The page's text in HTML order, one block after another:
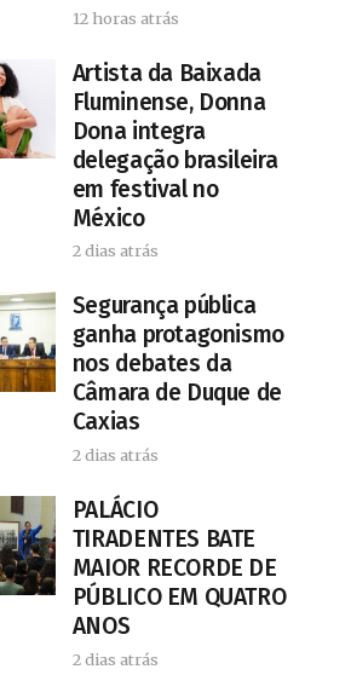
12 horas atrás
Artista da Baixada
Fluminense, Donna
Dona integra
delegação brasileira
em festival no
México
2 dias atrás
Segurança pública
ganha protagonismo
nos debates da
Câmara de Duque de
Caxias
2 dias atrás
PALÁCIO
TIRADENTES BATE
MAIOR RECORDE DE
PÚBLICO EM QUATRO
ANOS
2 dias atrás